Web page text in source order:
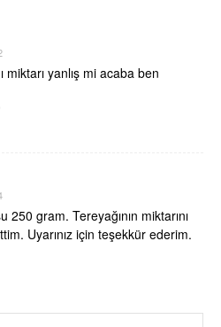
miktarı yanlış mi acaba ben
250 gram. Tereyağının miktarını
Uyarınız için teşekkür ederim.